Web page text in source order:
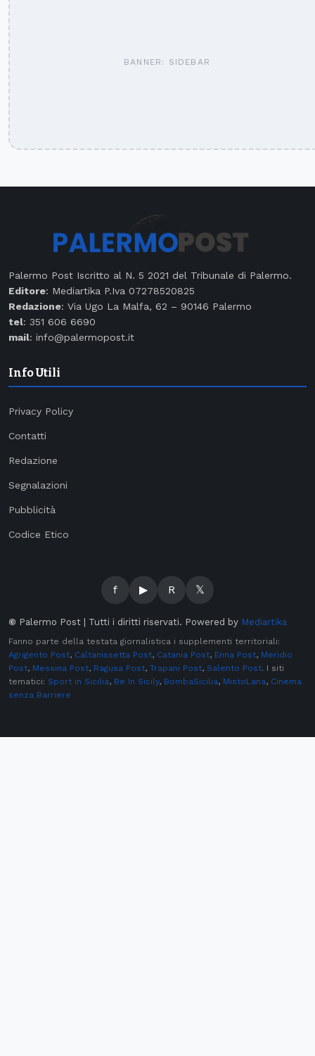
BANNER: SIDEBAR
Palermo Post Iscritto al N. 5 2021 del Tribunale di Palermo.
Editore: Mediartika P.Iva 07278520825
Redazione: Via Ugo La Malfa, 62 – 90146 Palermo
tel: 351 606 6690
mail: info@palermopost.it
Info Utili
Privacy Policy
Contatti
Redazione
Segnalazioni
Pubblicità
Codice Etico
f ▶ R 𝕏
© Palermo Post | Tutti i diritti riservati. Powered by Mediartika
Fanno parte della testata giornalistica i supplementi territoriali:
Agrigento Post, Caltanissetta Post, Catania Post, Enna Post, Meridio
Post, Messina Post, Ragusa Post, Trapani Post, Salento Post. I siti
tematici: Sport in Sicilia, Be In Sicily, BombaSicilia, MistoLana, Cinema
senza Barriere